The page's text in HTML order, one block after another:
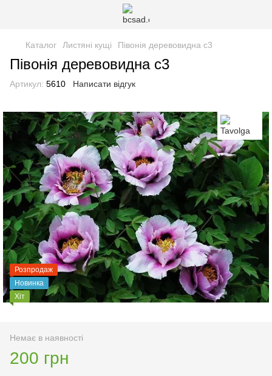
Каталог Листяні кущі Півонія деревовидна с3
Півонія деревовидна с3
Артикул: 5610 Написати відгук
Розпродаж
Новинка
Хіт
Немає в наявності
200 грн